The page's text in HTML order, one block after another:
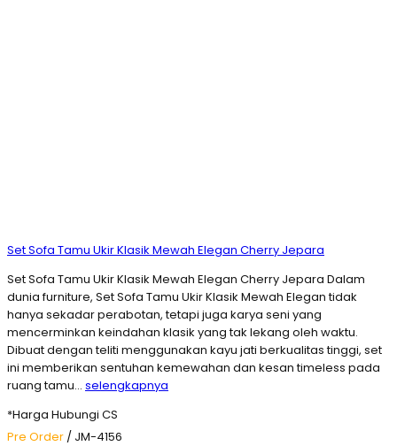
Set Sofa Tamu Ukir Klasik Mewah Elegan Cherry Jepara
Set Sofa Tamu Ukir Klasik Mewah Elegan Cherry Jepara Dalam
dunia furniture, Set Sofa Tamu Ukir Klasik Mewah Elegan tidak
hanya sekadar perabotan, tetapi juga karya seni yang
mencerminkan keindahan klasik yang tak lekang oleh waktu.
Dibuat dengan teliti menggunakan kayu jati berkualitas tinggi, set
ini memberikan sentuhan kemewahan dan kesan timeless pada
ruang tamu… selengkapnya
*Harga Hubungi CS
Pre Order / JM-4156